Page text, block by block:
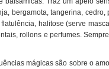
bergamota, tangerina, cedro,
halitose (serve
rollons e perfumes.
mágicas são sobre o